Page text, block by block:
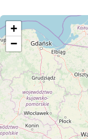
+
−